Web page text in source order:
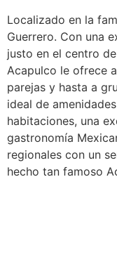
Localizado en la
Guerrero. Con una
justo en el centro
Acapulco le ofrece
parejas y hasta a
ideal de
habitaciones, una
gastronomía
regionales con un
hecho tan famoso